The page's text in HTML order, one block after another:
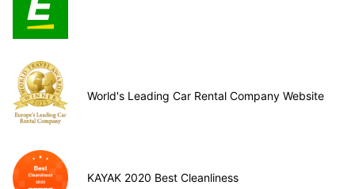
World's Leading Car Rental Company Website
KAYAK 2020 Best Cleanliness